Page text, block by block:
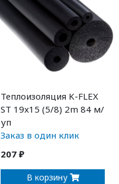
Теплоизоляция K-FLEX
ST 19x15 (5/8) 2m 84 м/
уп
Заказ в один клик
207 ₽
В корзину